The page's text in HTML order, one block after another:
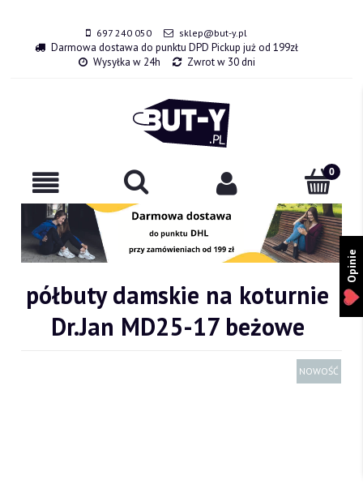
697 240 050 sklep@but-y.pl
Darmowa dostawa do punktu DPD Pickup już od 199zł
Wysyłka w 24h
Zwrot w 30 dni
półbuty damskie na koturnie
Dr.Jan MD25-17 beżowe
NOWOŚĆ
Opinie